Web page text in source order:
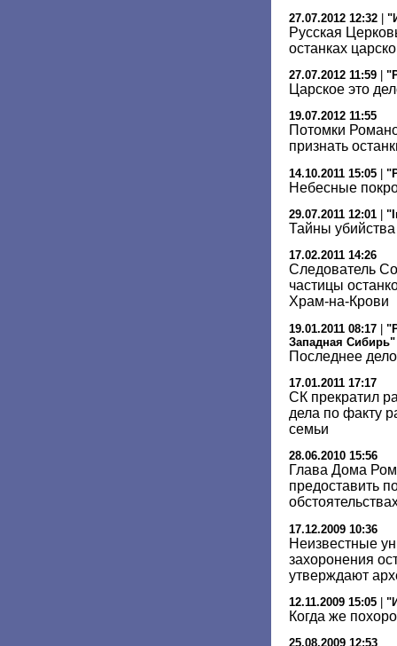
27.07.2012 12:32 |
Русская
останках
27.07.2012 11:59
Царское это
19.07.2012 11:55
Потомки
признать
14.10.2011 15:05 |
Небесные
29.07.2011 12:01
Тайны
17.02.2011 14:26
Следователь
частицы
Храм-на-Крови
19.01.2011 08:17 |
Западная Сибирь"
Последнее
17.01.2011 17:17
СК прекратил
дела по факту
семьи
28.06.2010 15:56
Глава Дома
предоставить
17.12.2009 10:36
Неизвестные
захоронения
утверждают
12.11.2009 15:05
Когда же
25.08.2009 12:53